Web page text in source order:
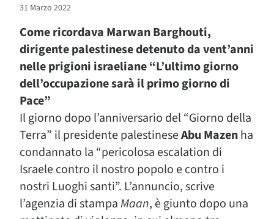
31 Marzo 2022
Come ricordava Marwan Barghouti,
dirigente palestinese detenuto da vent’anni
nelle prigioni israeliane “L’ultimo giorno
dell’occupazione sarà il primo giorno di
Pace”
Il giorno dopo l’anniversario del “Giorno della
Terra” il presidente palestineseAbu Mazenha
condannato la “pericolosa escalation di
Israele contro il nostro popolo e contro i
nostri Luoghi santi”. L’annuncio, scrive
l’agenzia di stampaMaan, è giunto dopo una